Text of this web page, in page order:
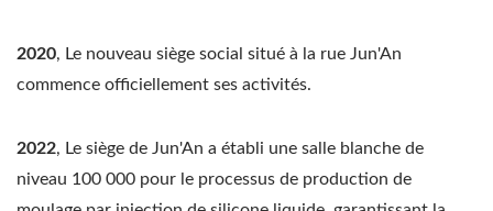
2020, Le nouveau siège social situé à la rue Jun'An
commence officiellement ses activités.
2022, Le siège de Jun'An a établi une salle blanche de
niveau 100 000 pour le processus de production de